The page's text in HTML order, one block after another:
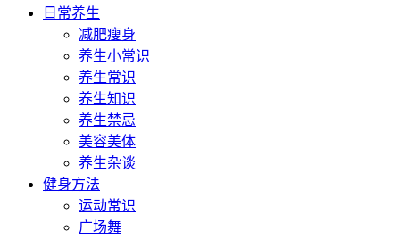
日常养生
减肥瘦身
养生小常识
养生常识
养生知识
养生禁忌
美容美体
养生杂谈
健身方法
运动常识
广场舞